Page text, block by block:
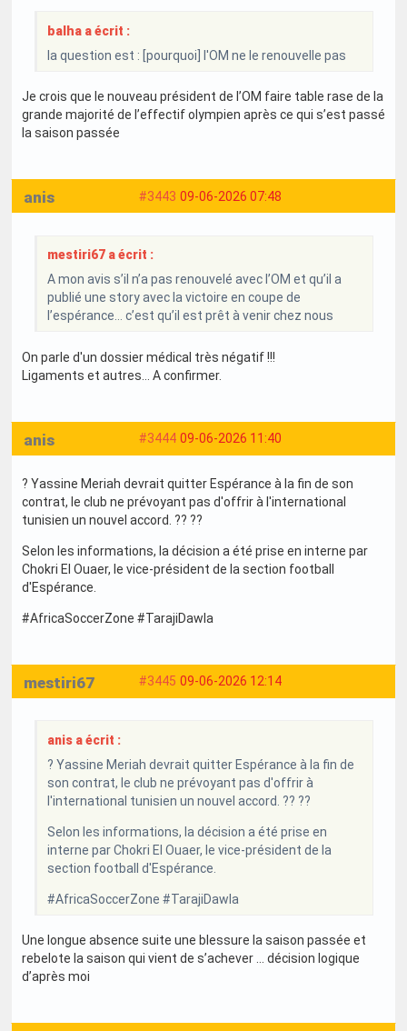
balha a écrit :
la question est : [pourquoi] l'OM ne le renouvelle pas
Je crois que le nouveau président de l’OM faire table rase de la
grande majorité de l’effectif olympien après ce qui s’est passé
la saison passée
#3443 09-06-2026 07:48
anis
mestiri67 a écrit :
A mon avis s’il n’a pas renouvelé avec l’OM et qu’il a
publié une story avec la victoire en coupe de
l’espérance… c’est qu’il est prêt à venir chez nous
On parle d'un dossier médical très négatif !!!
Ligaments et autres... A confirmer.
#3444 09-06-2026 11:40
anis
? Yassine Meriah devrait quitter Espérance à la fin de son
contrat, le club ne prévoyant pas d'offrir à l'international
tunisien un nouvel accord. ?? ??
Selon les informations, la décision a été prise en interne par
Chokri El Ouaer, le vice-président de la section football
d'Espérance.
#AfricaSoccerZone #TarajiDawla
#3445 09-06-2026 12:14
mestiri67
anis a écrit :
? Yassine Meriah devrait quitter Espérance à la fin de
son contrat, le club ne prévoyant pas d'offrir à
l'international tunisien un nouvel accord. ?? ??
Selon les informations, la décision a été prise en
interne par Chokri El Ouaer, le vice-président de la
section football d'Espérance.
#AfricaSoccerZone #TarajiDawla
Une longue absence suite une blessure la saison passée et
rebelote la saison qui vient de s’achever … décision logique
d’après moi